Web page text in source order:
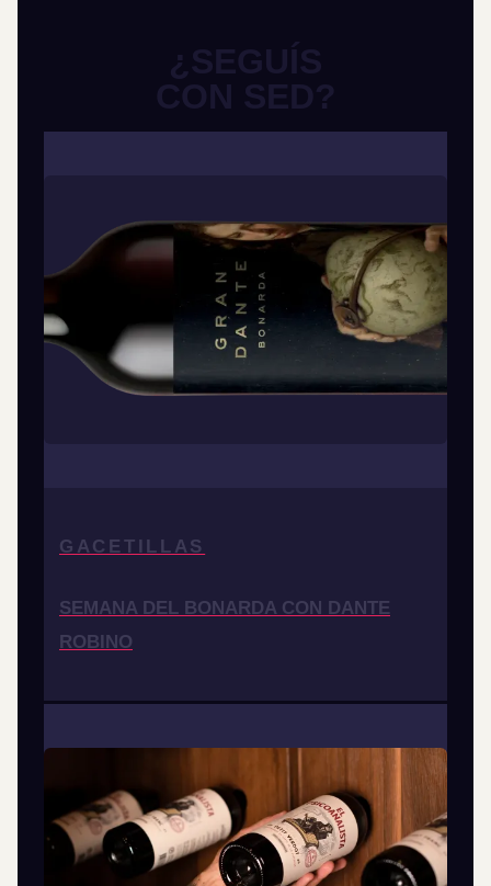
¿SEGUÍS
CON SED?
GACETILLAS
SEMANA DEL BONARDA CON DANTE
ROBINO